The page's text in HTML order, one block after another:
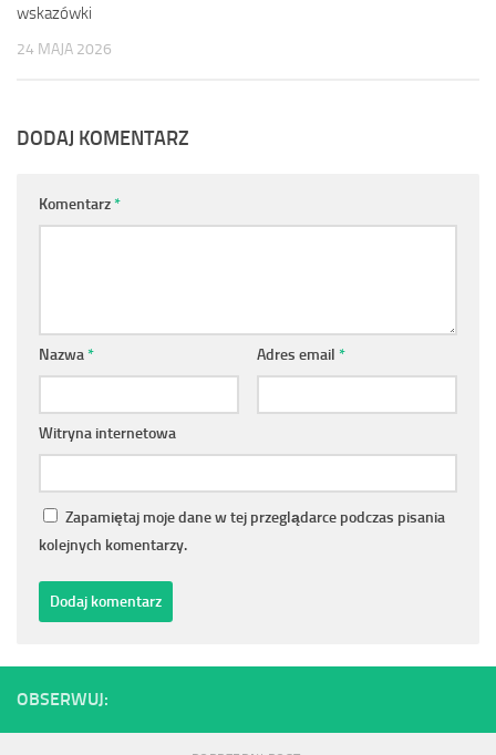
wskazówki
24 MAJA 2026
DODAJ KOMENTARZ
Komentarz*
Nazwa* Adres email *
Witryna internetowa
Zapamiętaj moje dane w tej przeglądarce podczas pisania
kolejnych komentarzy.
OBSERWUJ: